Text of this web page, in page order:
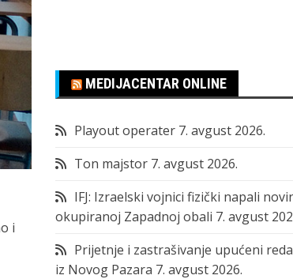
i
MEDIJACENTAR ONLINE
Playout operater 7. avgust 2026.
Ton majstor 7. avgust 2026.
IFJ: Izraelski vojnici fizički napali
okupiranoj Zapadnoj obali 7. avgust
Prijetnje i zastrašivanje upućeni
iz Novog Pazara 7. avgust 2026.